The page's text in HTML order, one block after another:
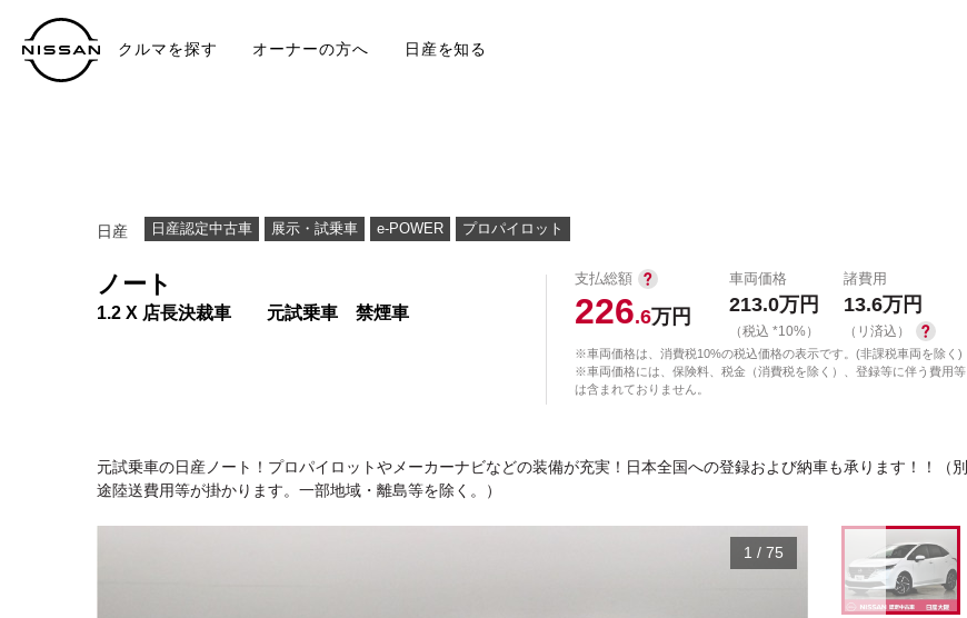
クルマを探す オーナーの方へ 日産を知る
日産 日産認定中古車 展示・試乗車 e-POWER プロパイロット
ノート
1.2 X 店長決裁車 元試乗車 禁煙車
支払総額
226.6万円
車両価格
213.0万円
（税込 *10%）
諸費用
13.6万円
（リ済込）
※車両価格は、消費税10%の税込価格の表示です。(非課税車両を除く)
※車両価格には、保険料、税金（消費税を除く）、登録等に伴う費用等
は含まれておりません。
元試乗車の日産ノート！プロパイロットやメーカーナビなどの装備が充実！日本全国への登録および納車も承ります！！（別
途陸送費用等が掛かります。一部地域・離島等を除く。）
1 / 75